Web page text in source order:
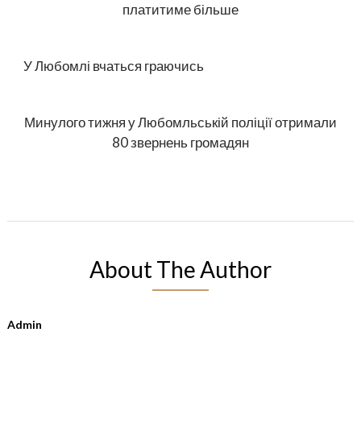
платитиме більше
У Любомлі вчаться граючись
Минулого тижня у Любомльській поліції отримали
80 звернень громадян
About The Author
Admin